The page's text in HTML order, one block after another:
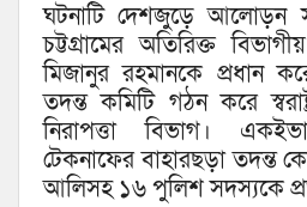
ঘটনাটি দেশজুড়ে আলোড়ন
চট্টগ্রামের অতিরিক্ত
মিজানুর রহমানকে প্রধান
তদন্ত কমিটি গঠন করে
নিরাপত্তা বিভাগ।
টেকনাফের বাহারছড়া তদন্ত
আলিসহ ১৬ পুলিশ সদস্যকে